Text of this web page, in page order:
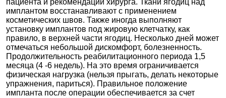
пациента и рекомендаций хирурга. Ткани ягодиц над
имплантом восстанавливают с применением
косметических швов. Также иногда выполняют
установку имплантов под жировую клетчатку, как
правило, в верхней части ягодиц. Несколько дней может
отмечаться небольшой дискомфорт, болезненность.
Продолжительность реабилитационного периода 1,5
месяца (4 -6 недель). На это время ограничивается
физическая нагрузка (нельзя прыгать, делать некоторые
упражнения, париться). Правильное положение
импланта после операции обеспечивается за счет